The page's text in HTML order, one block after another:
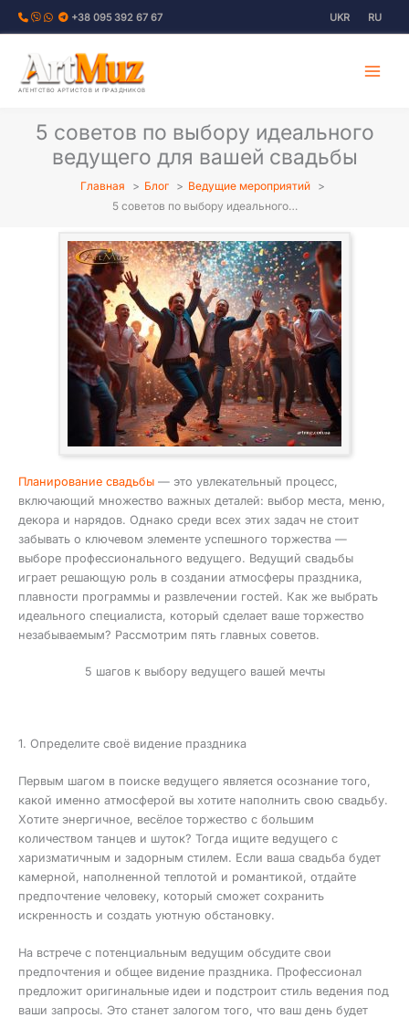
Перейти
+38 095 392 67 67 UKR RU
АГЕНТСТВО АРТИСТОВ И ПРАЗДНИКОВ
5 советов по выбору идеального
ведущего для вашей свадьбы
Главная Блог
Ведущие мероприятий
5 советов по выбору идеального…
Планирование свадьбы — это увлекательный процесс,
включающий множество важных деталей: выбор места, меню,
декора и нарядов. Однако среди всех этих задач не стоит
забывать о ключевом элементе успешного торжества —
выборе профессионального ведущего. Ведущий свадьбы
играет решающую роль в создании атмосферы праздника,
плавности программы и развлечении гостей. Как же выбрать
идеального специалиста, который сделает ваше торжество
незабываемым? Рассмотрим пять главных советов.
5 шагов к выбору ведущего вашей мечты
1. Определите своё видение праздника
Первым шагом в поиске ведущего является осознание того,
какой именно атмосферой вы хотите наполнить свою свадьбу.
Хотите энергичное, весёлое торжество с большим
количеством танцев и шуток? Тогда ищите ведущего с
харизматичным и задорным стилем. Если ваша свадьба будет
камерной, наполненной теплотой и романтикой, отдайте
предпочтение человеку, который сможет сохранить
искренность и создать уютную обстановку.
На встрече с потенциальным ведущим обсудите свои
предпочтения и общее видение праздника. Профессионал
предложит оригинальные идеи и подстроит стиль ведения под
ваши запросы. Это станет залогом того, что ваш день будет